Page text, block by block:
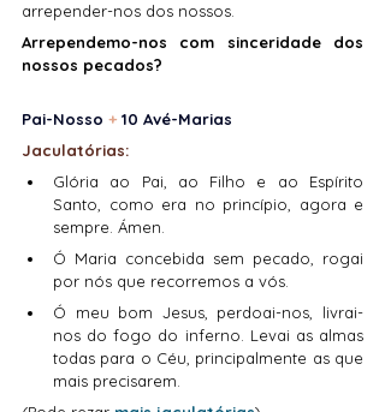
arrepender-nos dos nossos.
Arrependemo-nos com sinceridade dos
nossos pecados?
Pai-Nosso + 10 Avé-Marias
Jaculatórias:
Glória ao Pai, ao Filho e ao Espírito
Santo, como era no princípio, agora e
sempre. Ámen.
Ó Maria concebida sem pecado, rogai
por nós que recorremos a vós.
Ó meu bom Jesus, perdoai-nos, livrai-
nos do fogo do inferno. Levai as almas
todas para o Céu, principalmente as que
mais precisarem.